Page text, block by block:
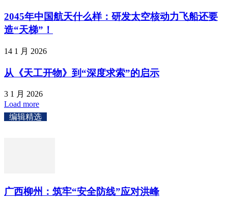
2045年中国航天什么样：研发太空核动力飞船还要
造“天梯”！
14 1 月 2026
从《天工开物》到“深度求索”的启示
3 1 月 2026
Load more
编辑精选
广西柳州：筑牢“安全防线”应对洪峰